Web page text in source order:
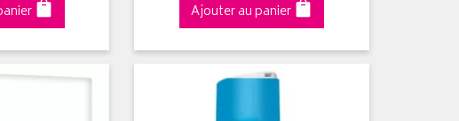
Ajouter au panier